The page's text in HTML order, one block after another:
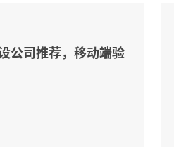
公司推荐，移动端验